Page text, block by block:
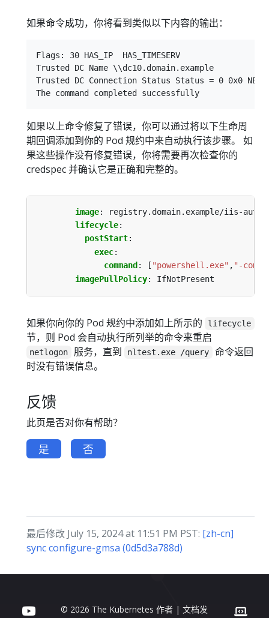
如果命令成功，你将看到类似以下内容的输出：
Flags: 30 HAS_IP  HAS_TIMESERV
Trusted DC Name \\dc10.domain.example
Trusted DC Connection Status Status = 0 0x0
如果以上命令修复了错误，你可以通过将以下生命周
期回调添加到你的 Pod 规约中来自动执行该步骤。 如
果这些操作没有修复错误，你将需要再次检查你的
credspec 并确认它是正确和完整的。
image:
registry.domain.example/iis-
lifecycle:
postStart:
exec:
command : [ "powershell.exe" , "-
imagePullPolicy: IfNotPresent
如果你向你的 Pod 规约中添加如上所示的 lifecycle
节，则 Pod 会自动执行所列举的命令来重启
netlogon 服务，直到 nltest.exe /query
命令返回
时没有错误信息。
反馈
此页是否对你有帮助？
是 否
最后修改 July 15, 2024 at 11:51 PM PST: [zh-cn]
sync configure-gmsa (0d5d3a788d)
© 2026 The Kubernetes 作者 | 文档发